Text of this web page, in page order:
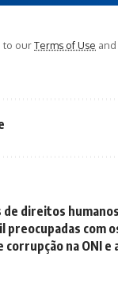
to ourTerms of Use
de direitos
preocupadas com
corrupção na ONI e